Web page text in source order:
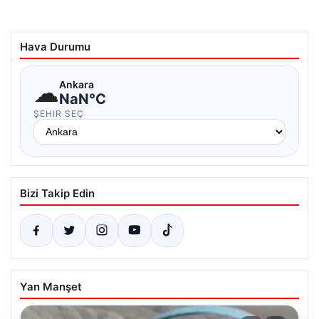
Hava Durumu
☁Ankara
NaN°C
ŞEHIR SEÇ
Bizi Takip Edin
Yan Manşet